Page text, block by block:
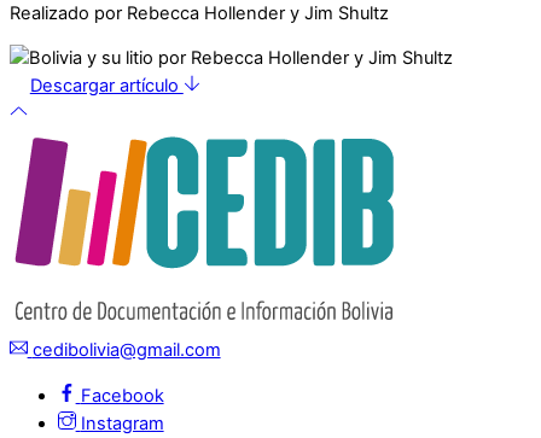
Realizado por Rebecca Hollender y Jim Shultz
Descargar artículo
cedibolivia@gmail.com
Facebook
Instagram